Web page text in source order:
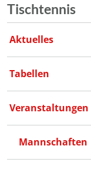
Tischtennis
Aktuelles
Tabellen
Veranstaltungen
Mannschaften